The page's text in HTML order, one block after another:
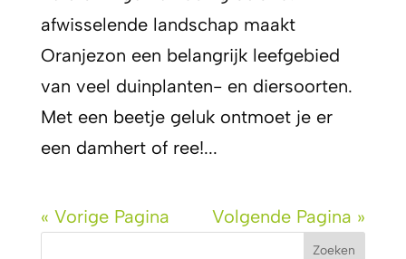
afwisselende landschap maakt
Oranjezon een belangrijk leefgebied
van veel duinplanten- en diersoorten.
Met een beetje geluk ontmoet je er
een damhert of ree!...
« Vorige Pagina Volgende Pagina »
Zoeken